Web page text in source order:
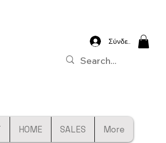
Σύνδεση
HOME SALES More